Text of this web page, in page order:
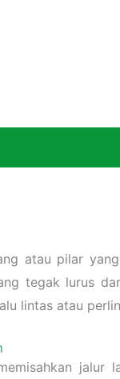
atau pilar
tegak lurus
lintas atau
jalur